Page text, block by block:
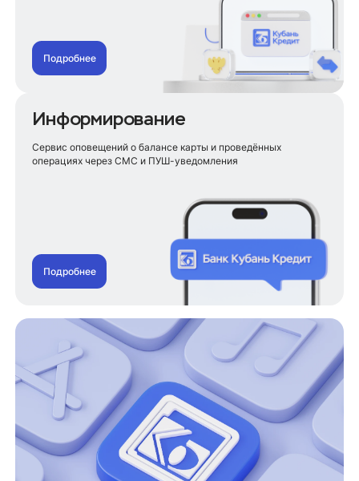
Подробнее
Информирование
Сервис оповещений о балансе карты и проведённых
операциях через СМС и ПУШ-уведомления
Подробнее